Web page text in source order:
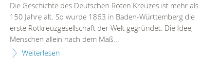
Die Geschichte des Deutschen Roten Kreuzes ist mehr als
150 Jahre alt. So wurde 1863 in Baden-Württemberg die
erste Rotkreuzgesellschaft der Welt gegründet. Die Idee,
Menschen allein nach dem Maß...
Weiterlesen